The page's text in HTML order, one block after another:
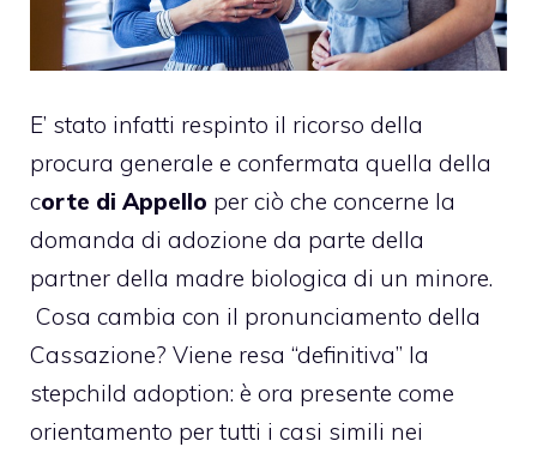
E’ stato infatti respinto il ricorso della
procura generale e confermata quella della
corte di Appello per ciò che concerne la
domanda di adozione da parte della
partner della madre biologica di un minore.
Cosa cambia con il pronunciamento della
Cassazione? Viene resa “definitiva” la
stepchild adoption: è ora presente come
orientamento per tutti i casi simili nei